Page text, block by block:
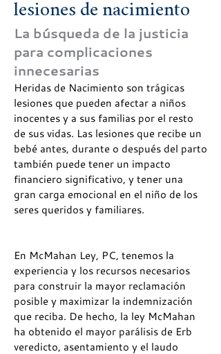
lesiones de nacimiento
La búsqueda de la justicia
para complicaciones
innecesarias
Heridas de Nacimiento son trágicas
lesiones que pueden afectar a niños
inocentes y a sus familias por el resto
de sus vidas. Las lesiones que recibe un
bebé antes, durante o después del parto
también puede tener un impacto
financiero significativo, y tener una
gran carga emocional en el niño de los
seres queridos y familiares.
En McMahan Ley, PC, tenemos la
experiencia y los recursos necesarios
para construir la mayor reclamación
posible y maximizar la indemnización
que reciba. De hecho, la ley McMahan
ha obtenido el mayor parálisis de Erb
veredicto, asentamiento y el laudo